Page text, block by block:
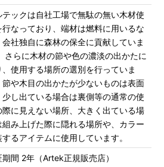
テックは自社工場で無駄の無い木材使
行なっており、端材は燃料に用いるな
会社独自に森林の保全に貢献していま
さらに木材の節や色の濃淡の出かたに
、使用する場所の選別を行っていま
節や木目の出かたが少ないものは表面
少し出ている場合は裏側等の通常の使
際に見えない場所、大きく出ている場
組み上げた際に隠れる場所や、カラー
るアイテムに使用しています。
期間 2年（Artek正規販売店）